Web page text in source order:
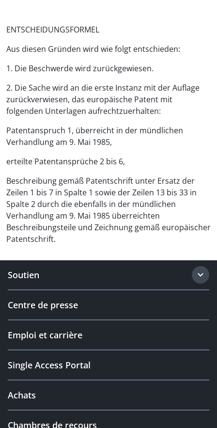
ENTSCHEIDUNGSFORMEL
Aus diesen Gründen wird wie folgt entschieden:
1. Die Beschwerde wird zurückgewiesen.
2. Die Sache wird an die erste Instanz mit der Auflage
zurückverwiesen, das europäische Patent mit
folgenden Unterlagen aufrechtzuerhalten:
Patentanspruch 1, überreicht in der mündlichen
Verhandlung am 9. Mai 1985,
erteilte Patentansprüche 2 bis 6,
Beschreibung gemäß Patentschrift unter Ersatz der
Zeilen 1 bis 7 in Spalte 1 sowie der Zeilen 13 bis 33 in
Spalte 2 durch die ebenfalls in der mündlichen
Verhandlung am 9. Mai 1985 überreichten
Beschreibungsteile und Zeichnung gemäß europäischer
Patentschrift.
Soutien
Centre de presse
Emploi et carrière
Single Access Portal
Achats
Chambres de recours